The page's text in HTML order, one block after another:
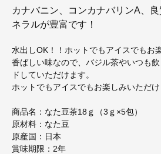
カナバニン、コンカナバリンA、
ネラルが豊富です！
水出しOK！！ホットでもアイスでもお
香ばしい味なので、バジル茶やいつも
ドしていただけます。
ホットでもアイスでもお楽しみいただけ
商品名：なた豆茶18ｇ（3ｇ×5包）
原材料：なた豆
原産国：日本
賞味期限：2年